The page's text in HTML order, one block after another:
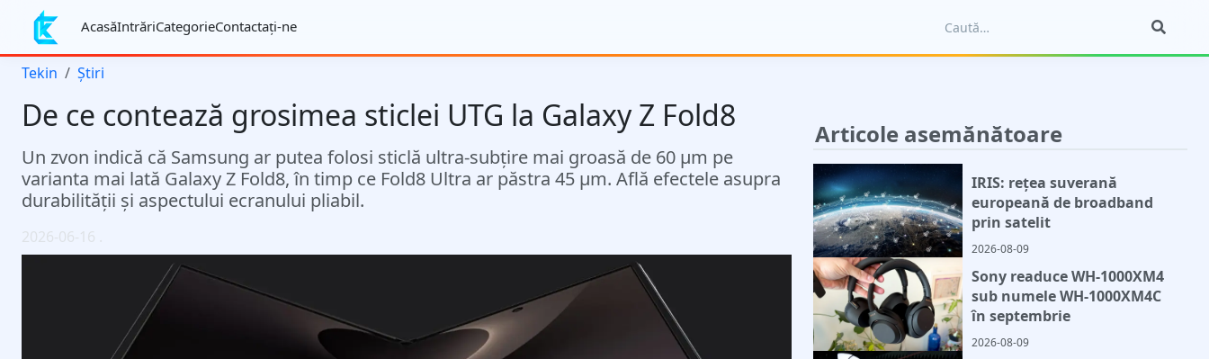
AcasăIntrăriCategorieContactaţi-ne
Tekin Știri
De ce contează grosimea sticlei UTG la Galaxy Z Fold8
Un zvon indică că Samsung ar putea folosi sticlă ultra-subțire mai groasă de 60 µm pe
varianta mai lată Galaxy Z Fold8, în timp ce Fold8 Ultra ar păstra 45 µm. Află efectele asupra
durabilității și aspectului ecranului pliabil.
2026-06-16 .
Articole asemănătoare
IRIS: rețea suverană
europeană de broadband
prin satelit
2026-08-09
Sony readuce WH-1000XM4
sub numele WH-1000XM4C
în septembrie
2026-08-09